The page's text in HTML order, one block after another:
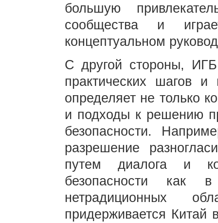
большую
сообщества и
концептуальном
С другой стороны,
практических шагов
определяет не только
и подходы к решению
безопасности.
разрешение
путем диалога и
безопасности
нетрадиционных
придерживается Китай